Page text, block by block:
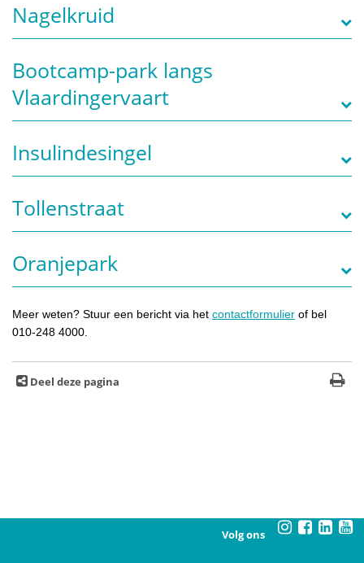
Nagelkruid
Bootcamp-park langs
Vlaardingervaart
Insulindesingel
Tollenstraat
Oranjepark
Meer weten? Stuur een bericht via het contactformulier of bel
010-248 4000.
Deel deze pagina
Volg ons